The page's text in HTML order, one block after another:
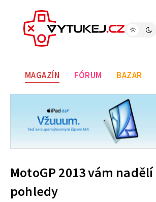
MAGAZÍN FÓRUM BAZAR
MotoGP 2013 vám
pohledy